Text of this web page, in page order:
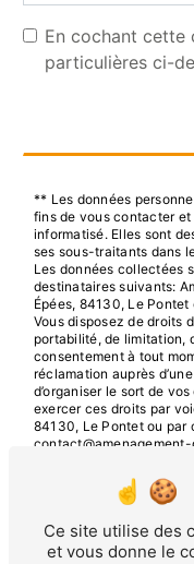
En cochant cette
particulières ci-
** Les données
fins de vous contacter
informatisé. Elles sont
ses sous-traitants dans
Les données collectées
destinataires suivants:
Épées, 84130, Le
Vous disposez de droits
portabilité, de limitation,
consentement à tout
réclamation auprès
d’organiser le sort de
exercer ces droits par
84130, Le Pontet ou par
pourra vous être
pendant la période de
prescription légale aux
contentieux. Vous avez
d'opposition au
adresse: Bloctel.gouv.fr.
Ce site utilise des
et vous donne le